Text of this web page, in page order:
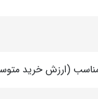
(ارزش خرید